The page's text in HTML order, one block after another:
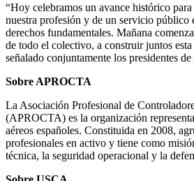
“Hoy celebramos un avance histórico
nuestra profesión y de un servicio público
derechos fundamentales. Mañana
de todo el colectivo, a construir juntos
señalado conjuntamente los presidentes
Sobre APROCTA
La Asociación Profesional de
(APROCTA) es la organización
aéreos españoles. Constituida en 2008,
profesionales en activo y tiene como
técnica, la seguridad operacional y la